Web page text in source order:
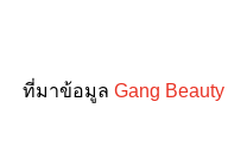
ที่มาข้อมูล Gang Beauty